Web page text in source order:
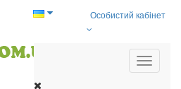
Особистий кабінет